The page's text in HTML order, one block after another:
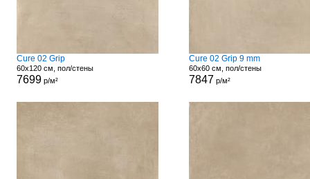
Cure 02 Grip
60x120 см, пол/стены
7699р/м²
Cure 02 Grip 9 mm
60x60 см, пол/стены
7847 р/м²